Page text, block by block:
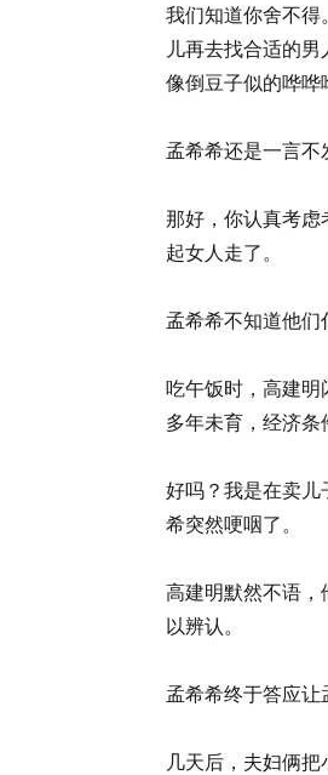
我们知道你舍不
儿再去找合适的
像倒豆子似的哗哗
孟希希还是一言不
那好，你认真考
起女人走了。
孟希希不知道他们
吃午饭时，高建明
多年未育，经济条
好吗？我是在卖
希突然哽咽了。
高建明默然不语
以辨认。
孟希希终于答应让
几天后，夫妇俩